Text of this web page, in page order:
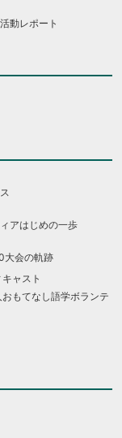
動レポート
アはじめの一歩
大会の軌跡
ャスト
もてなし語学ボランテ